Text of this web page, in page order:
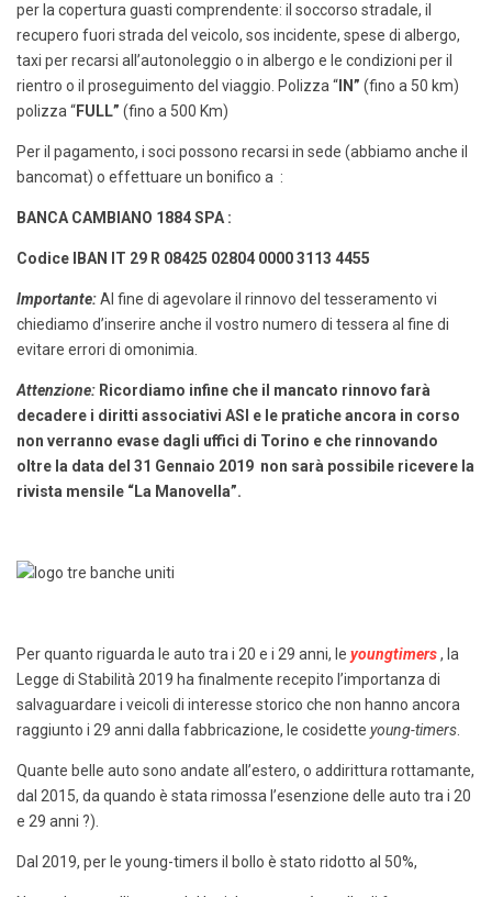
per la copertura guasti comprendente: il soccorso stradale, il
recupero fuori strada del veicolo, sos incidente, spese di albergo,
taxi per recarsi all’autonoleggio o in albergo e le condizioni per il
rientro o il proseguimento del viaggio. Polizza “ IN” (fino a 50 km)
polizza “FULL” (fino a 500 Km)
Per il pagamento, i soci possono recarsi in sede (abbiamo anche il
bancomat) o effettuare un bonifico a :
BANCA CAMBIANO 1884 SPA :
Codice IBAN IT 29 R 08425 02804 0000 3113 4455
Importante:Al fine di agevolare il rinnovo del tesseramento vi
chiediamo d’inserire anche il vostro numero di tessera al fine di
evitare errori di omonimia.
Attenzione: Ricordiamo infine che il mancato rinnovo farà
decadere i diritti associativi ASI e le pratiche ancora in corso
non verranno evase dagli uffici di Torino e che rinnovando
oltre la data del 31 Gennaio 2019 non sarà possibile ricevere la
rivista mensile “La Manovella”.
Per quanto riguarda le auto tra i 20 e i 29 anni, le youngtimers, la
Legge di Stabilità 2019 ha finalmente recepito l’importanza di
salvaguardare i veicoli di interesse storico che non hanno ancora
raggiunto i 29 anni dalla fabbricazione, le cosidette young-timers
Quante belle auto sono andate all’estero, o addirittura rottamante,
dal 2015, da quando è stata rimossa l’esenzione delle auto tra i 20
e 29 anni ?).
Dal 2019, per le young-timers il bollo è stato ridotto al 50%,